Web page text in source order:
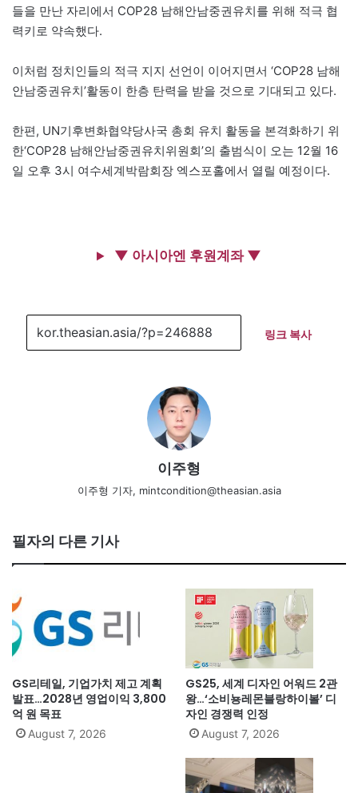
들을 만난 자리에서 COP28 남해안남중권유치를 위해 적극 협
력키로 약속했다.
이처럼 정치인들의 적극 지지 선언이 이어지면서 ‘COP28 남해
안남중권유치’활동이 한층 탄력을 받을 것으로 기대되고 있다.
한편, UN기후변화협약당사국 총회 유치 활동을 본격화하기 위
한‘COP28 남해안남중권유치위원회’의 출범식이 오는 12월 16
일 오후 3시 여수세계박람회장 엑스포홀에서 열릴 예정이다.
▼ 아시아엔 후원계좌 ▼
링크 복사
이주형
이주형 기자, mintcondition@theasian.asia
필자의 다른 기사
GS리테일, 기업가치 제고 계획
발표…2028년 영업이익 3,800
억 원 목표
August 7, 2026
GS25, 세계 디자인 어워드 2관
왕…‘소비뇽레몬블랑하이볼’ 디
자인 경쟁력 인정
August 7, 2026